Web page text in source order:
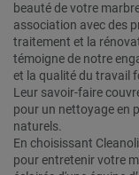
beauté de votre
association avec des
traitement et la
témoigne de notre
et la qualité du travail
Leur savoir-faire
pour un nettoyage en
naturels.
En choisissant
pour entretenir votre